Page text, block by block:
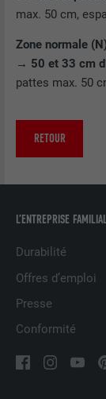
max. 50 cm,
Zone normale
→ 50 et 33 cm
pattes max. 50
RETOUR
L’ENTREPRISE
Durabilité
Offres d’emploi
Presse
Conformité
NOM
UTILITÉ
NOM
EXPIRATION